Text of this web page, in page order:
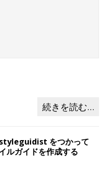
続きを読む…
をつかって
ルガイドを作成する